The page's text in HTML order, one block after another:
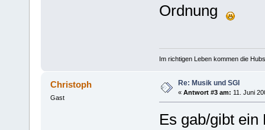
Ordnung
Im richtigen Leben kommen die
Christoph
Gast
Re: Musik und SGI
« Antwort #3 am: 11. Juni
Es gab/gibt